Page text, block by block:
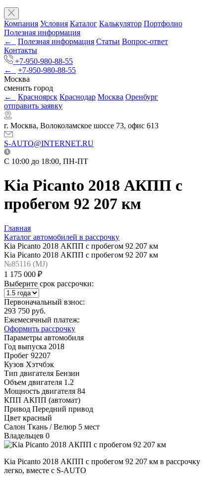
Компания Условия Каталог Калькулятор Портфолио
Полезная информация
←
Полезная информация Статьи Вопрос-ответ
Контакты
+7-950-980-88-55
←
+7-950-980-88-55
Москва
сменить город
←
Красноярск Краснодар Москва Оренбург
отправить заявку
г. Москва, Волоколамское шоссе 73, офис 613
S-AUTO@INTERNET.RU
C 10:00 до 18:00, ПН-ПТ
Kia Picanto 2018 АКПП с
пробегом 92 207 км
Главная
Каталог автомобилей в рассрочку
Kia Picanto 2018 АКПП с пробегом 92 207 км
Kia Picanto 2018 АКПП с пробегом 92 207 км
№85116 (МJ)
1 175 000 ₽
Выберите срок рассрочки:
Первоначальный взнос:
293 750 руб.
Ежемесячный платеж:
Оформить рассрочку
Параметры автомобиля
Год выпуска 2018
Пробег 92207
Кузов Хэтчбэк
Тип двигателя Бензин
Объем двигателя 1.2
Мощность двигателя 84
КПП АКПП (автомат)
Привод Передний привод
Цвет красный
Салон Ткань / Велюр 5 мест
Владельцев 0
Kia Picanto 2018 АКПП с пробегом 92 207 км в рассрочку
легко, вместе с S-AUTO